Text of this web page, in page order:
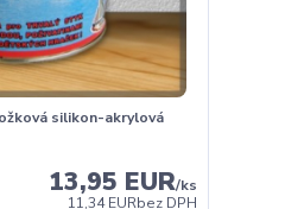
silikon-akrylová
13,95 EUR/ks
11,34 EURbez DPH